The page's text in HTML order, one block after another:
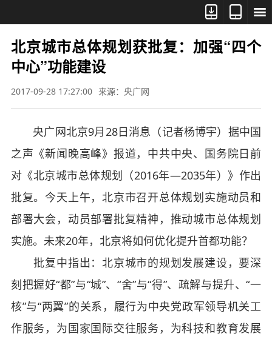



北京城市总体规划获批复：加强“四个
中心”功能建设
2017-09-28 17:27:00 来源：央广网
央广网北京9月28日消息（记者杨博宇）据中国
之声《新闻晚高峰》报道，中共中央、国务院日前
对《北京城市总体规划（2016年—2035年）》作出
批复。今天上午，北京市召开总体规划实施动员和
部署大会，动员部署批复精神，推动城市总体规划
实施。未来20年，北京将如何优化提升首都功能？
批复中指出：北京城市的规划发展建设，要深
刻把握好“都”与“城”、“舍”与“得”、疏解与提升、“一
核”与“两翼”的关系，履行为中央党政军领导机关工
作服务，为国家国际交往服务，为科技和教育发展